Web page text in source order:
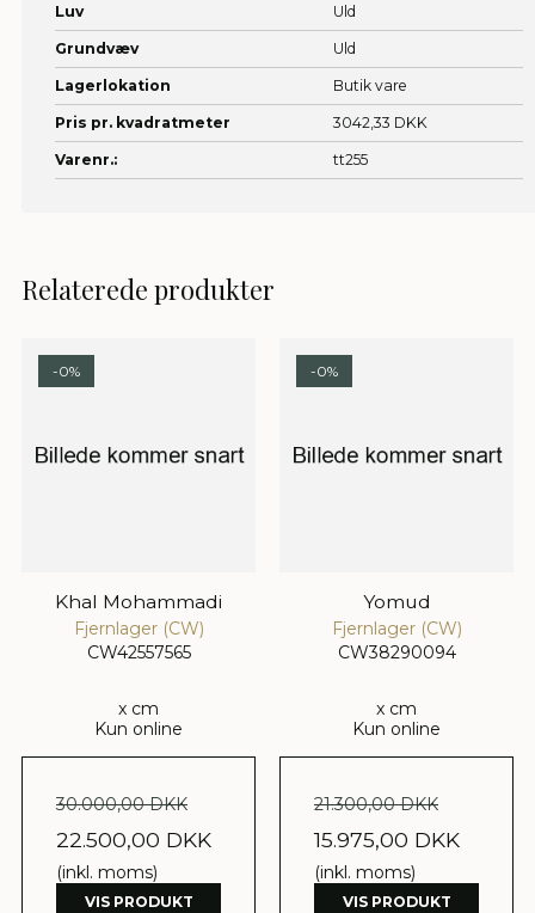
Luv Uld
Grundvæv Uld
Lagerlokation Butik vare
Pris pr. kvadratmeter 3042,33 DKK
Varenr.: tt255
Relaterede produkter
-0%
Khal Mohammadi
Fjernlager (CW)
CW42557565
x cm
Kun online
30.000,00 DKK
22.500,00 DKK
(inkl. moms)
VIS PRODUKT
-0%
Yomud
Fjernlager (CW)
CW38290094
x cm
Kun online
21.300,00 DKK
15.975,00 DKK
(inkl. moms)
VIS PRODUKT